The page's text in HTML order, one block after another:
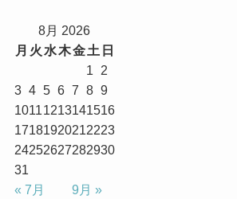
8月 2026
月 火 水木金土 日
1
2
3 4 5 6 7 8 9
10111213141516
17181920212223
24252627282930
31
« 7月
9月 »